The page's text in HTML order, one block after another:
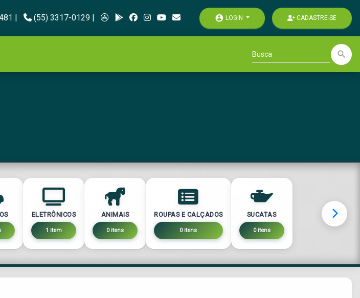
| (55) 3317-0129| account_circle LOGIN CADASTRE-SE
search
ELETRÔNICOS
1 item
ANIMAIS
0 itens
ROUPAS E CALÇADOS
0 itens
SUCATAS
0 itens